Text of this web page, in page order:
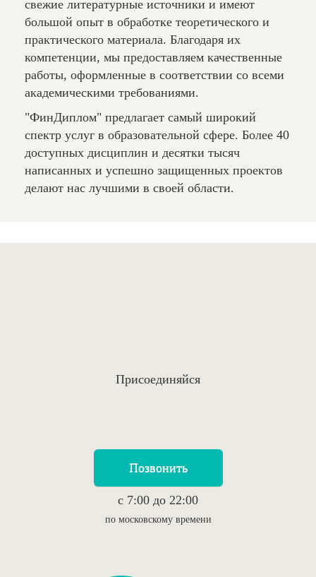
свежие литературные источники и имеют
большой опыт в обработке теоретического и
практического материала. Благодаря их
компетенции, мы предоставляем качественные
работы, оформленные в соответствии со всеми
академическими требованиями.
"ФинДиплом" предлагает самый широкий
спектр услуг в образовательной сфере. Более 40
доступных дисциплин и десятки тысяч
написанных и успешно защищенных проектов
делают нас лучшими в своей области.
Присоединяйся
Позвонить
c 7:00 до 22:00
по московскому времени